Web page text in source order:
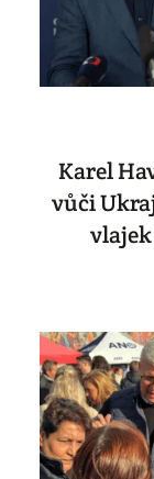
Karel
vůči